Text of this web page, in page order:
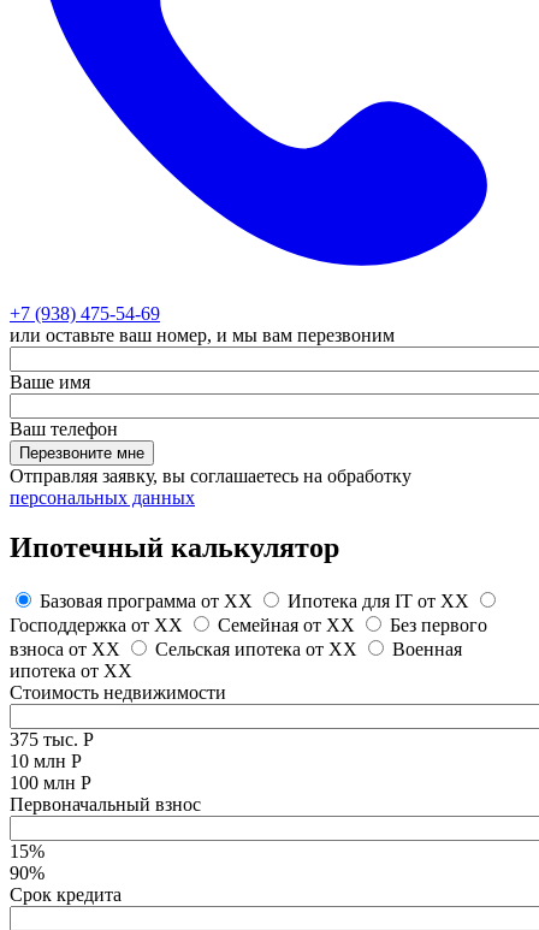
+7 (938) 475-54-69
или оставьте ваш номер, и мы вам перезвоним
Ваше имя
Ваш телефон
Перезвоните мне
Отправляя заявку, вы соглашаетесь на обработку
персональных данных
Ипотечный калькулятор
Базовая программа от XX Ипотека для IT от XX
Господдержка от XX Семейная от XX
Без первого
взноса от XX Сельская ипотека от XX
Военная
ипотека от XX
Стоимость недвижимости
375 тыс. Р
10 млн Р
100 млн Р
Первоначальный взнос
15%
90%
Срок кредита